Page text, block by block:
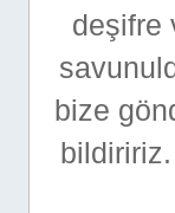
deşifre
bize